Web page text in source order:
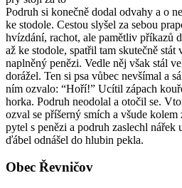
Podruh si konečně dodal odvahy a o
ke stodole. Cestou slyšel za sebou
hvízdání, rachot, ale pamětliv příkazů
až ke stodole, spatřil tam skutečně
naplněný penězi. Vedle něj však stál
dorážel. Ten si psa vůbec nevšímal a
ním ozvalo: “Hoří!” Ucítil zápach
horka. Podruh neodolal a otočil se.
ozval se příšerný smích a všude
pytel s penězi a podruh zaslechl nářek
ďábel odnášel do hlubin pekla.
Obec Řevničov